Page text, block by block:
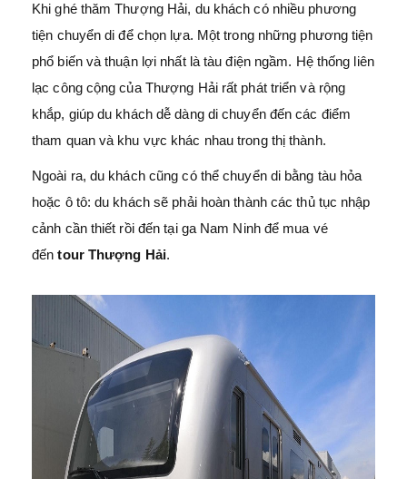
Khi ghé thăm Thượng Hải, du khách có nhiều phương
tiện chuyển di để chọn lựa. Một trong những phương tiện
phổ biến và thuận lợi nhất là tàu điện ngầm. Hệ thống liên
lạc công cộng của Thượng Hải rất phát triển và rộng
khắp, giúp du khách dễ dàng di chuyển đến các điểm
tham quan và khu vực khác nhau trong thị thành.
Ngoài ra, du khách cũng có thể chuyển di bằng tàu hỏa
hoặc ô tô: du khách sẽ phải hoàn thành các thủ tục nhập
cảnh cần thiết rồi đến tại ga Nam Ninh để mua vé
đến tour Thượng Hải.